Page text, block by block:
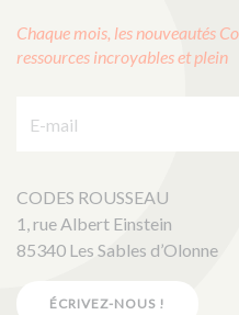
Chaque mois, les nouveautés
ressources incroyables et
CODES ROUSSEAU
1, rue Albert Einstein
85340 Les Sables d’Olonne
ÉCRIVEZ-NOUS !